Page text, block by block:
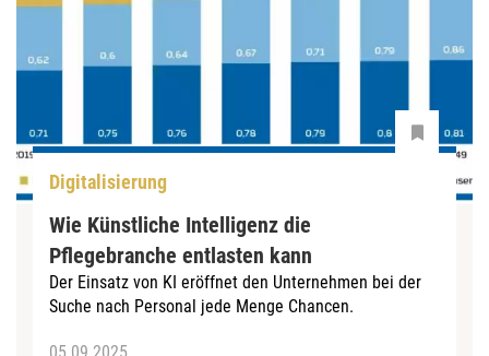
Digitalisierung
Wie Künstliche Intelligenz die
Pflegebranche entlasten kann
Der Einsatz von KI eröffnet den Unternehmen bei der
Suche nach Personal jede Menge Chancen.
05.09.2025